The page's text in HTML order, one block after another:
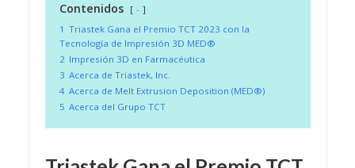
Contenidos
-
1 Triastek Gana el Premio TCT 2023 con la
Tecnología de Impresión 3D MED®
2 Impresión 3D en Farmacéutica
3 Acerca de Triastek, Inc.
4 Acerca de Melt Extrusion Deposition (MED®)
5 Acerca del Grupo TCT